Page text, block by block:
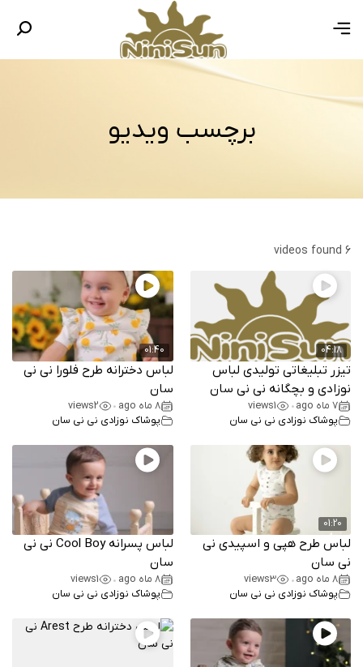
برچسب ویدیو
6 videos found
04:18
تیزر تبلیغاتی تولیدی لباس
نوزادی و بچگانه نی نی سان
7 ماه ago •
1
views
پوشاک نوزادی نی نی سان
01:40
لباس دخترانه طرح فلورا نی نی
سان
8 ماه ago •
2
views
پوشاک نوزادی نی نی سان
01:20
لباس طرح هپی و اسپیدی نی
نی سان
8 ماه ago •
3
views
پوشاک نوزادی نی نی سان
لباس پسرانه Cool Boy نی نی
سان
8 ماه ago •
1
views
پوشاک نوزادی نی نی سان